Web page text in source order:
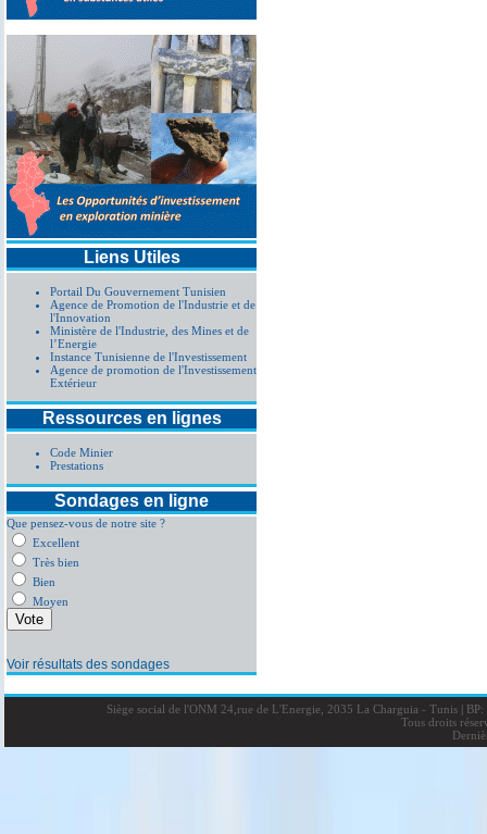
Annonce d'attribution
procédure simplifiée
Liens Utiles
Portail Du Gouvernement Tunisien
Agence de Promotion de l'Industrie et de
l'Innovation
Ministère de l'Industrie, des Mines et de
l’Energie
Instance Tunisienne de l'Investissement
Agence de promotion de l'Investissement
Extérieur
Ressources en lignes
Code Minier
Prestations
Sondages en ligne
Que pensez-vous de notre site ?
Excellent
Très bien
Bien
Moyen
Voir résultats des sondages
Siège social de l'ONM 24,rue de L'Energie, 2035 La Charguia - Tunis |BP:
Tous droits